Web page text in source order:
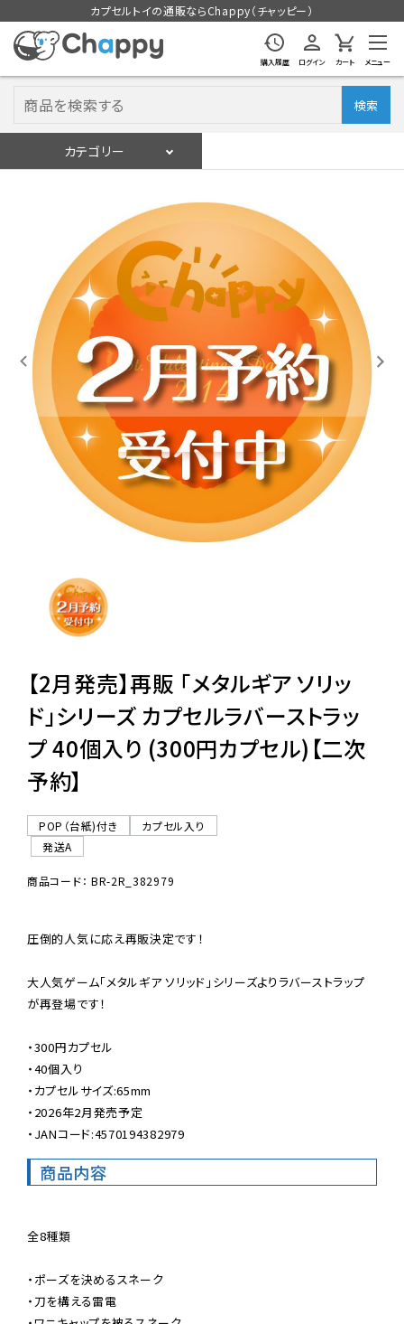
カプセルトイの通販ならChappy（チャッピー）
購入履歴 ログイン カート メニュー
検索
カテゴリー
入荷スケジュールをチェック
カプセルトイマシン本体
カプセルトイ
販促用空カプセル
レンタル
景品・玩具・文具
販促用カプセルトイ
06-6282-7659
【2月発売】再販 「メタルギア ソリッ
ド」シリーズ カプセルラバーストラッ
プ 40個入り (300円カプセル)【二次
予約】
POP（台紙)付き
カプセル入り
発送A
商品コード： BR-2R_382979
圧倒的人気に応え再販決定です！
大人気ゲーム「メタルギア ソリッド」シリーズよりラバーストラップ
が再登場です！
・300円カプセル
・40個入り
・カプセルサイズ:65mm
・2026年2月発売予定
・JANコード:4570194382979
商品内容
全8種類
・ポーズを決めるスネーク
・刀を構える雷電